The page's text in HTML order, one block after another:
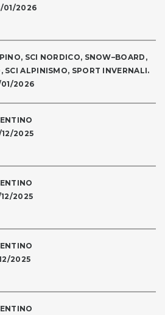
01/2026
SCI NORDICO, SNOW–BOARD,
SCI ALPINISMO, SPORT INVERNALI.
2026
2025
2025
2025